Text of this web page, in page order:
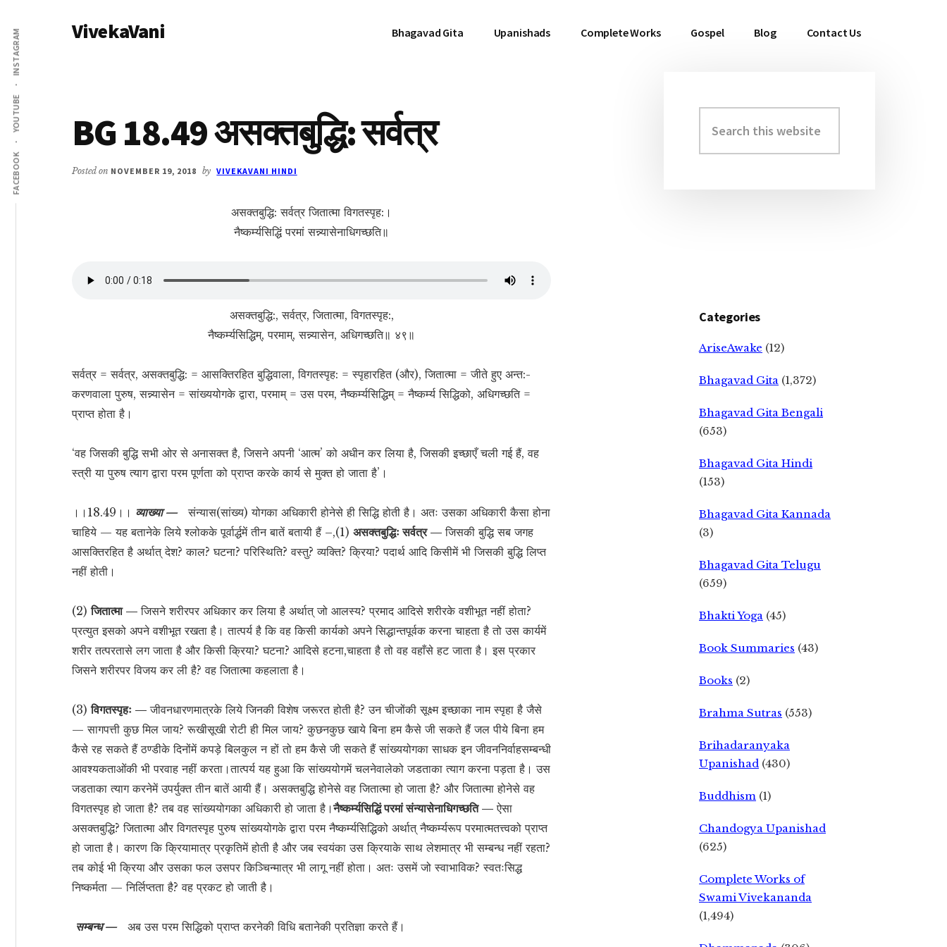
main
content
primary
sidebar
Additional
menu
FACEBOOK
YOUTUBE
INSTAGRAM VivekaVani Bhagavad Gita Upanishads Complete Works Gospel Blog Contact Us
BG 18.49 असक्तबुद्धि: सर्वत्र
Posted on NOVEMBER 19, 2018 by VIVEKAVANI HINDI
असक्तबुद्धि: सर्वत्र जितात्मा विगतस्पृह:।
नैष्कर्म्यसिद्धिं परमां सन्न्यासेनाधिगच्छति॥
असक्तबुद्धि:, सर्वत्र, जितात्मा, विगतस्पृह:,
नैष्कर्म्यसिद्धिम्, परमाम्, सन्न्यासेन, अधिगच्छति॥ ४९॥
सर्वत्र = सर्वत्र, असक्तबुद्धि: = आसक्तिरहित बुद्धिवाला, विगतस्पृह: = स्पृहारहित (और), जितात्मा = जीते हुए अन्त:-
करणवाला पुरुष, सन्न्यासेन = सांख्ययोगके द्वारा, परमाम् = उस परम, नैष्कर्म्यसिद्धिम् = नैष्कर्म्य सिद्धिको, अधिगच्छति =
प्राप्त होता है।
‘वह जिसकी बुद्धि सभी ओर से अनासक्त है, जिसने अपनी ‘आत्म’ को अधीन कर लिया है, जिसकी इच्छाएँ चली गई हैं, वह
स्त्री या पुरुष त्याग द्वारा परम पूर्णता को प्राप्त करके कार्य से मुक्त हो जाता है’।
।।18.49।। व्याख्या —
संन्यास(सांख्य) योगका अधिकारी होनेसे ही सिद्धि होती है। अतः उसका अधिकारी कैसा होना
चाहिये — यह बतानेके लिये श्लोकके पूर्वार्द्धमें तीन बातें बतायी हैं –,(1) असक्तबुद्धिः सर्वत्र —जिसकी बुद्धि सब जगह
आसक्तिरहित है अर्थात् देश? काल? घटना? परिस्थिति? वस्तु? व्यक्ति? क्रिया? पदार्थ आदि किसीमें भी जिसकी बुद्धि लिप्त
नहीं होती।
(2)जितात्मा —जिसने शरीरपर अधिकार कर लिया है अर्थात् जो आलस्य? प्रमाद आदिसे शरीरके वशीभूत नहीं होता?
प्रत्युत इसको अपने वशीभूत रखता है। तात्पर्य है कि वह किसी कार्यको अपने सिद्धान्तपूर्वक करना चाहता है तो उस कार्यमें
शरीर तत्परतासे लग जाता है और किसी क्रिया? घटना? आदिसे हटना,चाहता है तो वह वहाँसे हट जाता है। इस प्रकार
जिसने शरीरपर विजय कर ली है? वह जितात्मा कहलाता है।
(3)विगतस्पृहः —जीवनधारणमात्रके लिये जिनकी विशेष जरूरत होती है? उन चीजोंकी सूक्ष्म इच्छाका नाम स्पृहा है जैसे
— सागपत्ती कुछ मिल जाय? रूखीसूखी रोटी ही मिल जाय? कुछनकुछ खाये बिना हम कैसे जी सकते हैं जल पीये बिना हम
कैसे रह सकते हैं ठण्डीके दिनोंमें कपड़े बिलकुल न हों तो हम कैसे जी सकते हैं सांख्ययोगका साधक इन जीवननिर्वाहसम्बन्धी
आवश्यकताओंकी भी परवाह नहीं करता।तात्पर्य यह हुआ कि सांख्ययोगमें चलनेवालेको जडताका त्याग करना पड़ता है। उस
जडताका त्याग करनेमें उपर्युक्त तीन बातें आयी हैं। असक्तबुद्धि होनेसे वह जितात्मा हो जाता है? और जितात्मा होनेसे वह
विगतस्पृह हो जाता है? तब वह सांख्ययोगका अधिकारी हो जाता है।नैष्कर्म्यसिद्धिं परमां संन्यासेनाधिगच्छति —ऐसा
असक्तबुद्धि? जितात्मा और विगतस्पृह पुरुष सांख्ययोगके द्वारा परम नैष्कर्म्यसिद्धिको अर्थात् नैष्कर्म्यरूप परमात्मतत्त्वको प्राप्त
हो जाता है। कारण कि क्रियामात्र प्रकृतिमें होती है और जब स्वयंका उस क्रियाके साथ लेशमात्र भी सम्बन्ध नहीं रहता?
तब कोई भी क्रिया और उसका फल उसपर किञ्चिन्मात्र भी लागू नहीं होता। अतः उसमें जो स्वाभाविक? स्वतःसिद्ध
निष्कर्मता — निर्लिप्तता है? वह प्रकट हो जाती है।
सम्बन्ध — अब उस परम सिद्धिको प्राप्त करनेकी विधि बतानेकी प्रतिज्ञा करते हैं।
Primary
Sidebar
this
website
Categories
AriseAwake (12)
Bhagavad Gita (1,372)
Bhagavad Gita Bengali
(653)
Bhagavad Gita Hindi
(153)
Bhagavad Gita Kannada
(3)
Bhagavad Gita Telugu
(659)
Bhakti Yoga (45)
Book Summaries (43)
Books (2)
Brahma Sutras (553)
Brihadaranyaka
Upanishad (430)
Buddhism (1)
Chandogya Upanishad
(625)
Complete Works of
Swami Vivekananda
(1,494)